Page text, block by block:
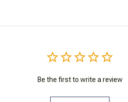
Be the first to write a review